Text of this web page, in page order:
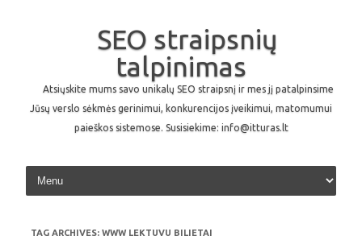
SEO straipsnių
talpinimas
Atsiųskite mums savo unikalų SEO straipsnį ir mes jį patalpinsime
Jūsų verslo sėkmės gerinimui, konkurencijos įveikimui, matomumui
paieškos sistemose. Susisiekime: info@itturas.lt
Skip to content
TAG ARCHIVES: WWW LEKTUVU BILIETAI